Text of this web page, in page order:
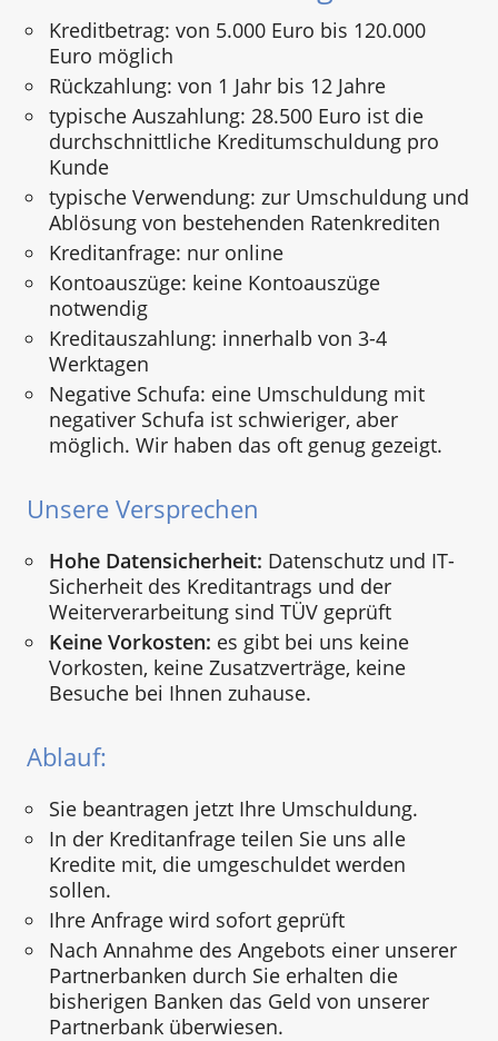
Kreditbetrag: von 5.000 Euro bis 120.000
Euro möglich
Rückzahlung: von 1 Jahr bis 12 Jahre
typische Auszahlung: 28.500 Euro ist die
durchschnittliche Kreditumschuldung pro
Kunde
typische Verwendung: zur Umschuldung und
Ablösung von bestehenden Ratenkrediten
Kreditanfrage: nur online
Kontoauszüge: keine Kontoauszüge
notwendig
Kreditauszahlung: innerhalb von 3-4
Werktagen
Negative Schufa: eine Umschuldung mit
negativer Schufa ist schwieriger, aber
möglich. Wir haben das oft genug gezeigt.
Unsere Versprechen
Hohe Datensicherheit: Datenschutz und IT-
Sicherheit des Kreditantrags und der
Weiterverarbeitung sind TÜV geprüft
Keine Vorkosten: es gibt bei uns keine
Vorkosten, keine Zusatzverträge, keine
Besuche bei Ihnen zuhause.
Ablauf:
Sie beantragen jetzt Ihre Umschuldung.
In der Kreditanfrage teilen Sie uns alle
Kredite mit, die umgeschuldet werden
sollen.
Ihre Anfrage wird sofort geprüft
Nach Annahme des Angebots einer unserer
Partnerbanken durch Sie erhalten die
bisherigen Banken das Geld von unserer
Partnerbank überwiesen.